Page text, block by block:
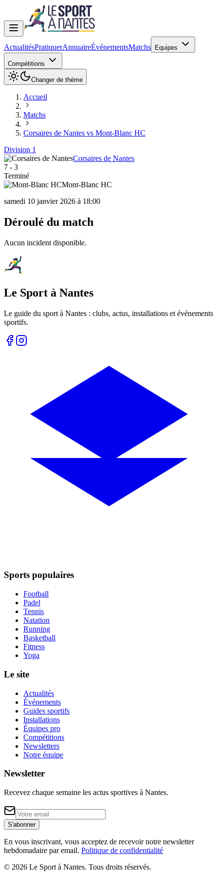
ActualitésPratiquerAnnuaireÉvénementsMatchs Equipes
Compétitions
Changer de thème
Accueil
Matchs
Corsaires de Nantes vs Mont-Blanc HC
Division 1
Corsaires de Nantes
7 - 3
Terminé
Mont-Blanc HC
samedi 10 janvier 2026 à 18:00
Déroulé du match
Aucun incident disponible.
Le Sport à Nantes
Le guide du sport à Nantes : clubs, actus, installations et événements
sportifs.
Sports populaires
Football
Padel
Tennis
Natation
Running
Basketball
Fitness
Yoga
Le site
Actualités
Événements
Guides sportifs
Installations
Équipes pro
Compétitions
Newsletters
Notre équipe
Newsletter
Recevez chaque semaine les actus sportives à Nantes.
S'abonner
En vous inscrivant, vous acceptez de recevoir notre newsletter
hebdomadaire par email. Politique de confidentialité
© 2026 Le Sport à Nantes. Tous droits réservés.